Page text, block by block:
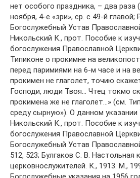
нет особого праздника, – два раза
ноября, 4-е «зри», ср. с 49-й главой;
Богослужебный Устав
Никольский К., прот. Пособие к
богослужения Православной
Типиконе о прокимне на
перед паримиями на 6-м часе и на
прокимен не глаголет, точию
Господи, люди Твоя… Чтец токмо
прокимена же не глаголет…» (см.
среду сырную»). О данном указании
Никольский К., прот. Пособие к
богослужения Православной
Богослужебный Устав
512, 523; Булгаков С. В. Настольная
церковнослужителей. К., 1913. М.,